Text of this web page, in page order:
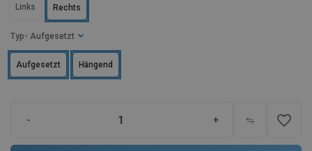
Typ - Aufgesetzt
Hängend
Aufgesetzt
Links Rechts
- + favorite_border